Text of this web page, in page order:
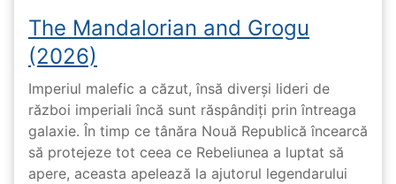
The Mandalorian and Grogu
(2026)
Imperiul malefic a căzut, însă diverși lideri de
război imperiali încă sunt răspândiți prin întreaga
galaxie. În timp ce tânăra Nouă Republică încearcă
să protejeze tot ceea ce Rebeliunea a luptat să
apere, aceasta apelează la ajutorul legendarului